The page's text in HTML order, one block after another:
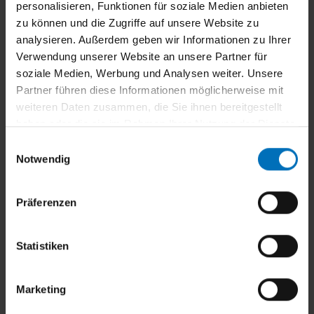
personalisieren, Funktionen für soziale Medien anbieten
zu können und die Zugriffe auf unsere Website zu
analysieren. Außerdem geben wir Informationen zu Ihrer
Verwendung unserer Website an unsere Partner für
soziale Medien, Werbung und Analysen weiter. Unsere
Partner führen diese Informationen möglicherweise mit
weiteren Daten zusammen, die Sie ihnen bereitgestellt
haben oder die sie im Rahmen Ihrer Nutzung der Dienste
Notwendig
Präferenzen
Statistiken
Marketing
Sie interessieren sich für unsere
Rollläden?
Schauen Sie sich doch unsere vielfältigen
Lösungen an – sicher ist auch das Passende für
Sie dabei.
Rollladen im Überblick
Wie Nachrüstung den Schutz